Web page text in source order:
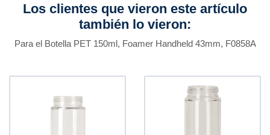
Los clientes que vieron este artículo
también lo vieron:
Para el Botella PET 150ml, Foamer Handheld 43mm, F0858A